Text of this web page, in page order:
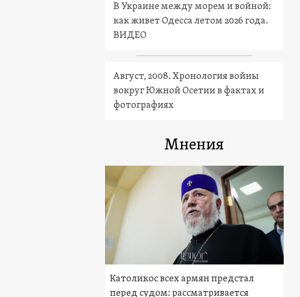
В Украине между морем и войной:
как живет Одесса летом 2026 года.
ВИДЕО
Август, 2008. Хронология войны
вокруг Южной Осетии в фактах и
фотографиях
Мнения
Католикос всех армян предстал
перед судом: рассматривается